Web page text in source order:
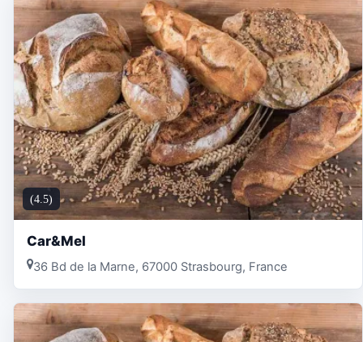
(4.5)
Car&Mel
36 Bd de la Marne, 67000 Strasbourg, France